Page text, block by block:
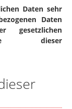
Daten sehr
Daten
gesetzlichen
dieser